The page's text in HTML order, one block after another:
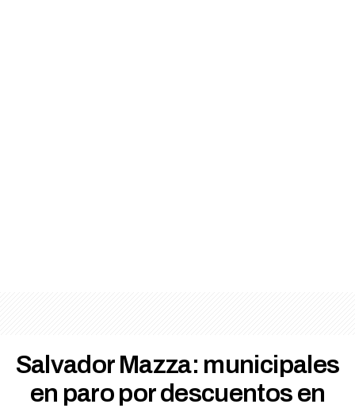
Salvador Mazza: municipales
en paro por descuentos en